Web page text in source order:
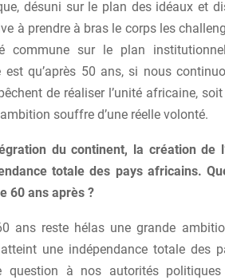
désuni sur le plan des idéaux et
à prendre à bras le corps les
commune sur le plan
est qu’après 50 ans, si nous
de réaliser l’unité africaine,
souffre d’une réelle volonté.
du continent, la création de
totale des pays africains.
60 ans après ?
ans reste hélas une grande
une indépendance totale des
question à nos autorités